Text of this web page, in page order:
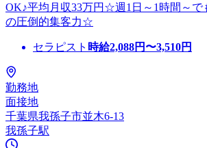
OK♪平均月収33万円☆週1日～1時間～で
の圧倒的集客力☆
セラピスト 時給2,088円〜3,510円
勤務地
面接地
千葉県我孫子市並木6-13
我孫子駅